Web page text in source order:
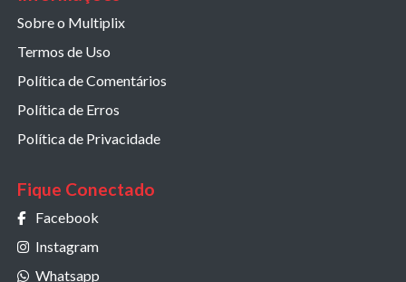
Sobre o Multiplix
Termos de Uso
Política de Comentários
Política de Erros
Política de Privacidade
Fique Conectado
Facebook
Instagram
Whatsapp